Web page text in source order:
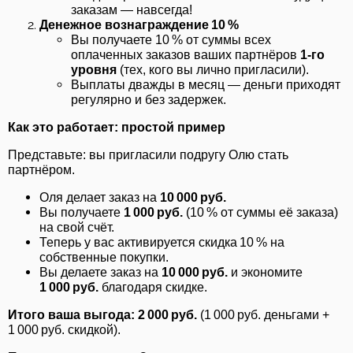
заказам — навсегда!
Денежное вознаграждение 10 %
Вы получаете 10 % от суммы всех
оплаченных заказов ваших партнёров 1‑го
уровня (тех, кого вы лично пригласили).
Выплаты дважды в месяц — деньги приходят
регулярно и без задержек.
Как это работает: простой пример
Представьте: вы пригласили подругу Олю стать
партнёром.
Оля делает заказ на 10 000 руб.
Вы получаете 1 000 руб. (10 % от суммы её заказа)
на свой счёт.
Теперь у вас активируется скидка 10 % на
собственные покупки.
Вы делаете заказ на 10 000 руб. и экономите
1 000 руб. благодаря скидке.
Итого ваша выгода: 2 000 руб. (1 000 руб. деньгами +
1 000 руб. скидкой).